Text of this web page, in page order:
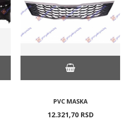
PVC MASKA
12.321,70 RSD